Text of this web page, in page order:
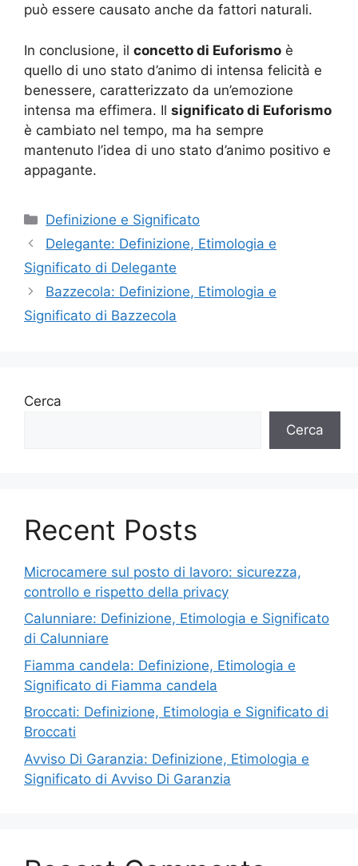
può essere causato anche da fattori naturali.
In conclusione, il concetto di Euforismo è
quello di uno stato d’animo di intensa felicità e
benessere, caratterizzato da un’emozione
intensa ma effimera. Il significato di Euforismo
è cambiato nel tempo, ma ha sempre
mantenuto l’idea di uno stato d’animo positivo e
appagante.
Categorie
Definizione e Significato
Delegante: Definizione, Etimologia e
Significato di Delegante
Bazzecola: Definizione, Etimologia e
Significato di Bazzecola
Cerca
Cerca
Recent Posts
Microcamere sul posto di lavoro: sicurezza,
controllo e rispetto della privacy
Calunniare: Definizione, Etimologia e Significato
di Calunniare
Fiamma candela: Definizione, Etimologia e
Significato di Fiamma candela
Broccati: Definizione, Etimologia e Significato di
Broccati
Avviso Di Garanzia: Definizione, Etimologia e
Significato di Avviso Di Garanzia